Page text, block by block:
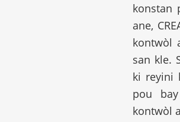
konstan
ane,
kontwòl
san kle.
ki reyini
pou
kontwòl